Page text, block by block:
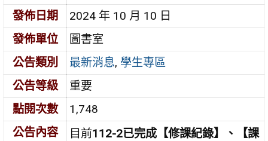
發佈日期
2024 年 10 月 10 日
發佈單位
圖書室
公告類別
最新消息, 學生專區
公告等級
重要
點閱次數
1,748
公告內容
目前112-2已完成 【修課紀錄】
、【課